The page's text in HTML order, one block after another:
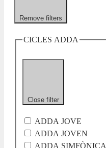
Remove filters
CICLES ADDA
Close filter
ADDA JOVE
ADDA JOVEN
ADDA SIMFÒNICA